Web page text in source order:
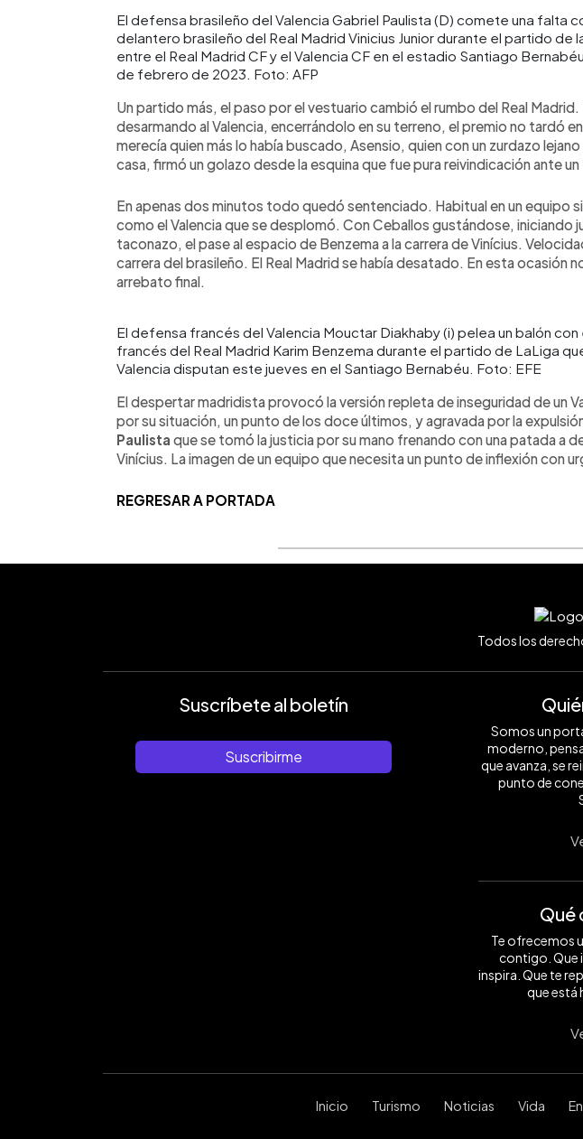
El defensa brasileño del Valencia Gabriel Paulista (D) comete una falta
delantero brasileño del Real Madrid Vinicius Junior durante el partido de
entre el Real Madrid CF y el Valencia CF en el estadio Santiago
de febrero de 2023. Foto: AFP
Un partido más, el paso por el vestuario cambió el rumbo del Real
desarmando al Valencia, encerrándolo en su terreno, el premio no tardó
merecía quien más lo había buscado, Asensio, quien con un zurdazo lejano
casa, firmó un golazo desde la esquina que fue pura reivindicación ante
En apenas dos minutos todo quedó sentenciado. Habitual en un equipo
como el Valencia que se desplomó. Con Ceballos gustándose, iniciando
taconazo, el pase al espacio de Benzema a la carrera de Vinícius.
carrera del brasileño. El Real Madrid se había desatado. En esta ocasión
arrebato final.
El defensa francés del Valencia Mouctar Diakhaby (i) pelea un balón
francés del Real Madrid Karim Benzema durante el partido de LaLiga
Valencia disputan este jueves en el Santiago Bernabéu. Foto: EFE
El despertar madridista provocó la versión repleta de inseguridad de un
por su situación, un punto de los doce últimos, y agravada por la
Paulista que se tomó la justicia por su mano frenando con una patada a
Vinícius. La imagen de un equipo que necesita un punto de inflexión con
REGRESAR A PORTADA
Todos los
Suscríbete al boletín
Suscribirme
Somos un
moderno,
que avanza, se
punto de
Qué
Te ofrecemos
contigo. Que
inspira. Que te
que está
Inicio Turismo Noticias Vida